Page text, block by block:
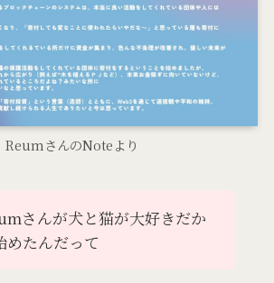
ReumさんのNoteより
さんが犬と猫が大好きだか
めたんだって